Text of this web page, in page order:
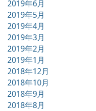
2019年6月
2019年5月
2019年4月
2019年3月
2019年2月
2019年1月
2018年12月
2018年10月
2018年9月
2018年8月